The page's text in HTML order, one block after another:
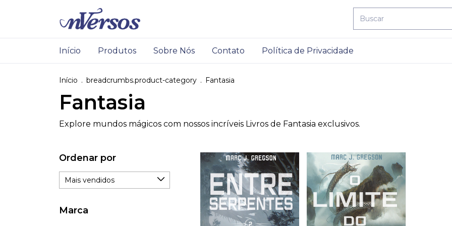
Início Produtos Sobre Nós Contato Política de Privacidade
Início . breadcrumbs.product-category . Fantasia
Fantasia
Explore mundos mágicos com nossos incríveis Livros de Fantasia exclusivos.
Ordenar por
Marca